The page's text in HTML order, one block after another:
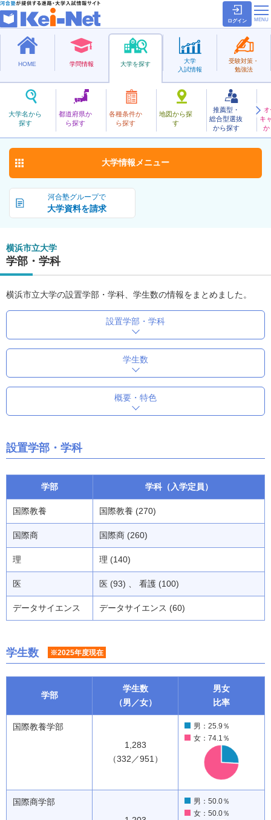
ログイン
HOME 学問情報 大学を探す
大学名から
探す
都道府県か
ら探す
各種条件か
ら探す
地図から探
す
推薦型・
総合型選抜
から探す
キ
か
大学
入試情報
受験対策・
勉強法
公立
よこはましりつ
横浜市立大学 お気に入り
河合塾グループで
大学資料を請求
大学情報 メニュー
横浜市立大学
学部・学科
横浜市立大学の設置学部・学科、学生数の情報をまとめました。
設置学部・学科
学生数
概要・特色
設置学部・学科
学部 学科（入学定員）
国際教養 国際教養 (270)
国際商 国際商 (260)
理 理 (140)
医 医 (93) 、 看護 (100)
データサイエンス データサイエンス (60)
学生数 ※2025年度現在
学部
学生数
（男／女）
男女
比率
国際教養学部
1,283
（332／951）
男：25.9％
女：74.1％
国際商学部
男：50.0％
女：50.0％